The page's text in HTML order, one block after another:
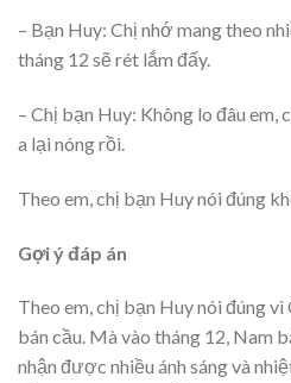
– Bạn Huy: Chị nhớ mang theo
tháng 12 sẽ rét lắm đấy.
– Chị bạn Huy: Không lo đâu
a lại nóng rồi.
Theo em, chị bạn Huy nói đúng
Gợi ý đáp án
Theo em, chị bạn Huy nói đúng
bán cầu. Mà vào tháng 12, Nam
nhận được nhiều ánh sáng và